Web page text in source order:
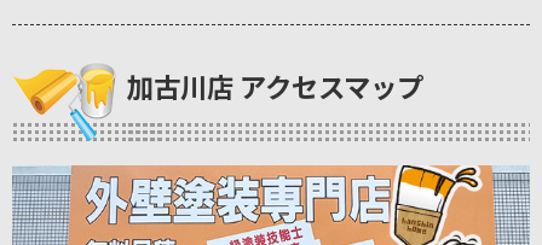
加古川店 アクセスマップ